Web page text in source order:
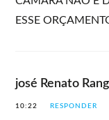
ESSE
josé Renato
10:22 RESPONDER